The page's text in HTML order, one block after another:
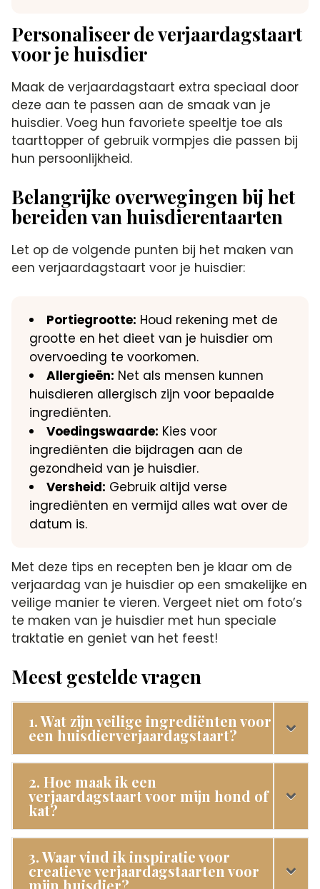
Personaliseer de verjaardagstaart
voor je huisdier
Maak de verjaardagstaart extra speciaal door
deze aan te passen aan de smaak van je
huisdier. Voeg hun favoriete speeltje toe als
taarttopper of gebruik vormpjes die passen bij
hun persoonlijkheid.
Belangrijke overwegingen bij het
bereiden van huisdierentaarten
Let op de volgende punten bij het maken van
een verjaardagstaart voor je huisdier:
Portiegrootte: Houd rekening met de
grootte en het dieet van je huisdier om
overvoeding te voorkomen.
Allergieën: Net als mensen kunnen
huisdieren allergisch zijn voor bepaalde
ingrediënten.
Voedingswaarde: Kies voor
ingrediënten die bijdragen aan de
gezondheid van je huisdier.
Versheid: Gebruik altijd verse
ingrediënten en vermijd alles wat over de
datum is.
Met deze tips en recepten ben je klaar om de
verjaardag van je huisdier op een smakelijke en
veilige manier te vieren. Vergeet niet om foto’s
te maken van je huisdier met hun speciale
traktatie en geniet van het feest!
Meest gestelde vragen
1. Wat zijn veilige ingrediënten voor
een huisdierverjaardagstaart?
2. Hoe maak ik een
verjaardagstaart voor mijn hond of
kat?
3. Waar vind ik inspiratie voor
creatieve verjaardagstaarten voor